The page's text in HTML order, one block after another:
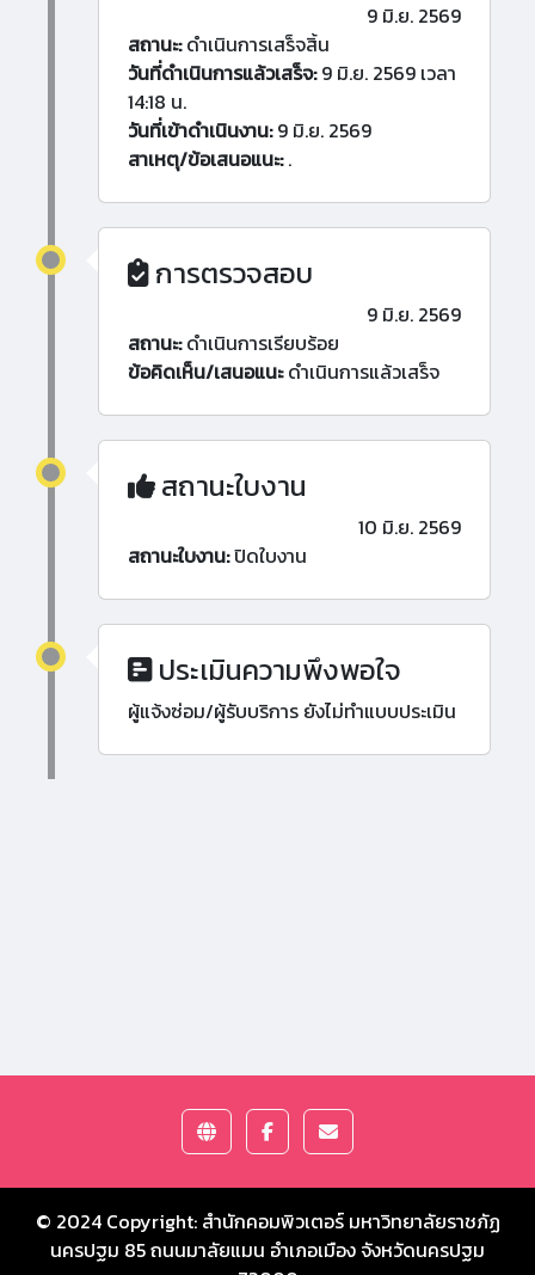
9 มิ.ย. 2569
สถานะ:ดำเนินการเสร็จสิ้น
วันที่ดำเนินการแล้วเสร็จ:9 มิ.ย. 2569 เวลา
14:18 น.
วันที่เข้าดำเนินงาน:9 มิ.ย. 2569
สาเหตุ/ข้อเสนอแนะ:.
การตรวจสอบ
9 มิ.ย. 2569
สถานะ:ดำเนินการเรียบร้อย
ข้อคิดเห็น/เสนอแนะดำเนินการแล้วเสร็จ
สถานะใบงาน
10 มิ.ย. 2569
สถานะใบงาน:ปิดใบงาน
ประเมินความพึงพอใจ
ผู้แจ้งซ่อม/ผู้รับบริการ ยังไม่ทำแบบประเมิน
© 2024 Copyright: สำนักคอมพิวเตอร์ มหาวิทยาลัยราชภัฏ
นครปฐม 85 ถนนมาลัยแมน อำเภอเมือง จังหวัดนครปฐม